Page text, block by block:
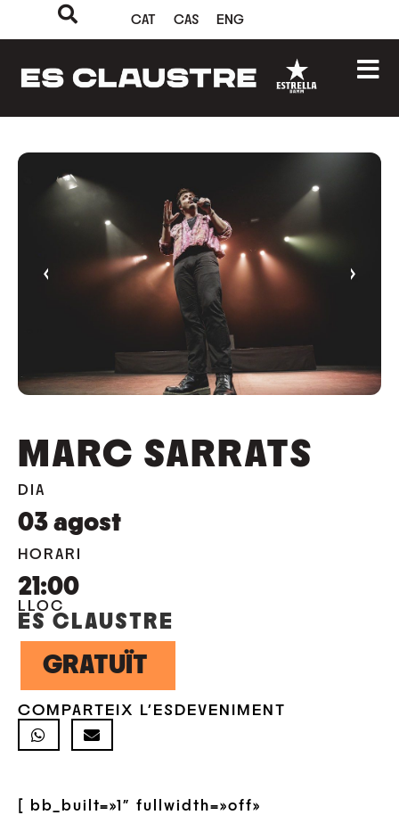
CAT CAS ENG
‹ ›
MARC SARRATS
DIA
03 agost
HORARI
21:00
LLOC
ES CLAUSTRE
GRATUÏT
COMPARTEIX L'ESDEVENIMENT
[ bb_built=»1″ fullwidth=»off»